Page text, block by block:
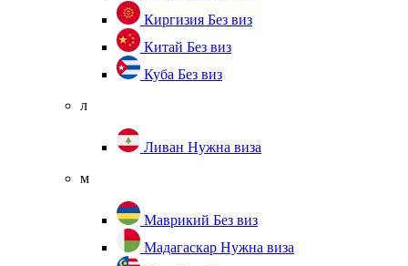
Киргизия Без виз
Китай Без виз
Куба Без виз
л
Ливан Нужна виза
м
Маврикий Без виз
Мадагаскар Нужна виза